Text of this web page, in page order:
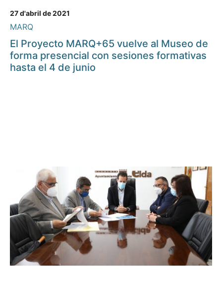
27 d'abril de 2021
MARQ
El Proyecto MARQ+65 vuelve al Museo de
forma presencial con sesiones formativas
hasta el 4 de junio